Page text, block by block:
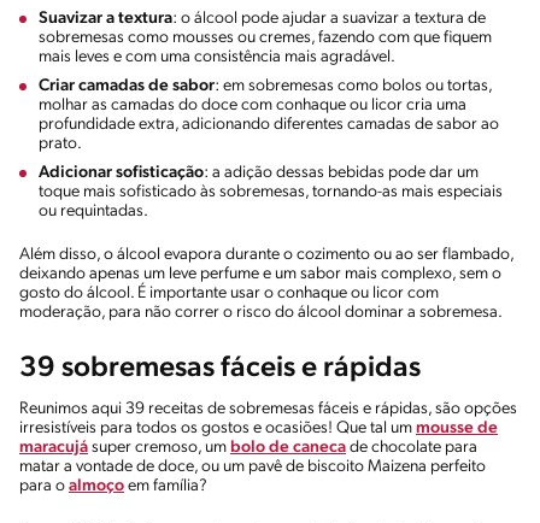
Suavizar a textura: o álcool pode ajudar a suavizar a textura de
sobremesas como mousses ou cremes, fazendo com que fiquem
mais leves e com uma consistência mais agradável.
Criar camadas de sabor: em sobremesas como bolos ou tortas,
molhar as camadas do doce com conhaque ou licor cria uma
profundidade extra, adicionando diferentes camadas de sabor ao
prato.
Adicionar sofisticação: a adição dessas bebidas pode dar um
toque mais sofisticado às sobremesas, tornando-as mais especiais
ou requintadas.
Além disso, o álcool evapora durante o cozimento ou ao ser flambado,
deixando apenas um leve perfume e um sabor mais complexo, sem o
gosto do álcool. É importante usar o conhaque ou licor com
moderação, para não correr o risco do álcool dominar a sobremesa.
39 sobremesas fáceis e rápidas
Reunimos aqui 39 receitas de sobremesas fáceis e rápidas, são opções
irresistíveis para todos os gostos e ocasiões! Que tal um mousse de
maracujá super cremoso, um bolo de caneca de chocolate para
matar a vontade de doce, ou um pavê de biscoito Maizena perfeito
para o almoço em família?